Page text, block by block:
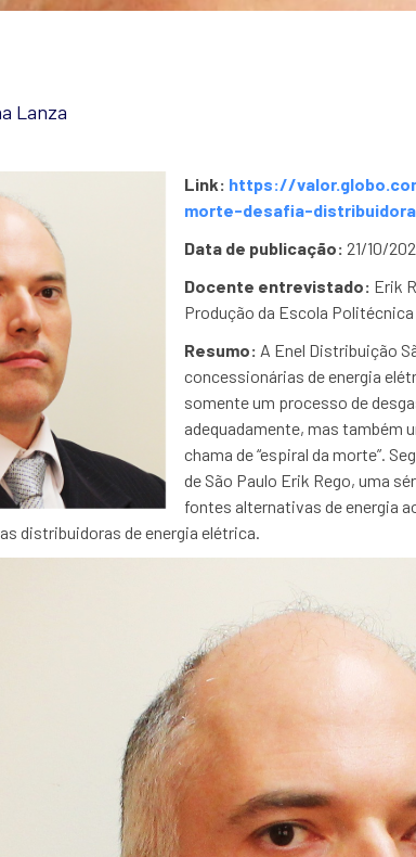
Lanza
Link: https://
morte-desafia-
Data de publicação: 21/10/
Docente entrevistado: Erik
Produção da Escola Politécnica
Resumo: A Enel Distribuição
concessionárias de energia
somente um processo de
adequadamente, mas também
chama de “espiral da morte”.
de São Paulo Erik Rego, uma
fontes alternativas de energia
distribuidoras de energia elétrica.